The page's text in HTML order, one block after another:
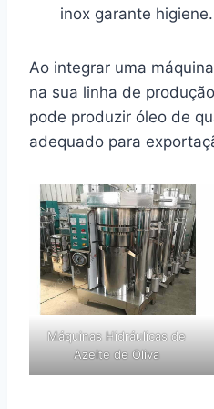
inox garante higiene.
Ao integrar uma
na sua linha de
pode produzir óleo de
adequado para
Máquinas Hidráulicas de
Azeite de Oliva